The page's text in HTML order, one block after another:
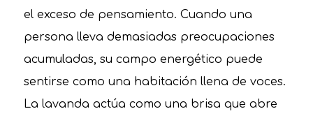
el exceso de pensamiento. Cuando una
persona lleva demasiadas preocupaciones
acumuladas, su campo energético puede
sentirse como una habitación llena de voces.
La lavanda actúa como una brisa que abre